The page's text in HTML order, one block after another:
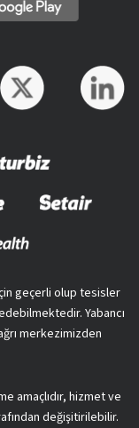
geçerli olup tesisler
Yabancı
merkezimizden
amaçlıdır, hizmet ve
değişitirilebilir.